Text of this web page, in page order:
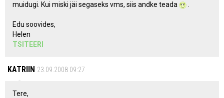
muidugi. Kui miski jäi segaseks vms, siis andke teada
Edu soovides,
Helen
TSITEERI
KATRIIN 23.09.2008 09:27
Tere,